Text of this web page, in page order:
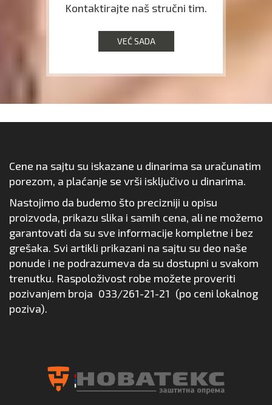
Kontaktirajte naš stručni tim.
VEĆ SADA
Cene na sajtu su iskazane u dinarima sa uračunatim
porezom, a plaćanje se vrši isključivo u dinarima.
Nastojimo da budemo što precizniji u opisu
proizvoda, prikazu slika i samih cena, ali ne možemo
garantovati da su sve informacije kompletne i bez
grešaka. Svi artikli prikazani na sajtu su deo naše
ponude i ne podrazumeva da su dostupni u svakom
trenutku. Raspoloživost robe možete proveriti
pozivanjem broja 033/261-21-21 (po ceni lokalnog
poziva).